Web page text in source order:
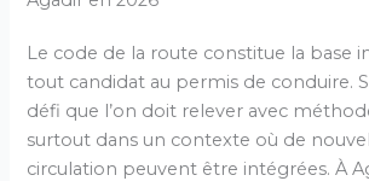
Le code de la route constitue la base
tout candidat au permis de conduire.
défi que l’on doit relever avec
surtout dans un contexte où de
circulation peuvent être intégrées. À